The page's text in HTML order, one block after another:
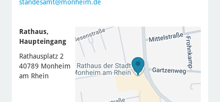
standesamt@monheim.de
Rathaus,
Haupteingang
Rathausplatz 2
40789 Monheim
am Rhein